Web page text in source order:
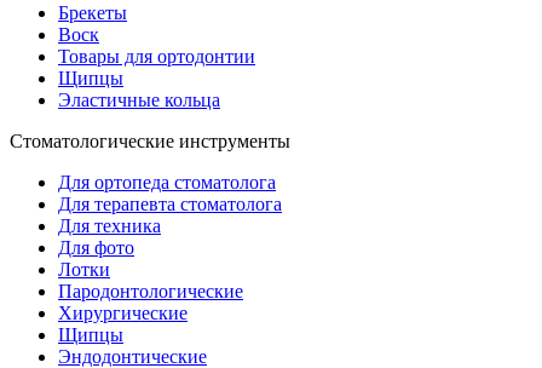
Брекеты
Воск
Товары для ортодонтии
Щипцы
Эластичные кольца
Стоматологические инструменты
Для ортопеда стоматолога
Для терапевта стоматолога
Для техника
Для фото
Лотки
Пародонтологические
Хирургические
Щипцы
Эндодонтические